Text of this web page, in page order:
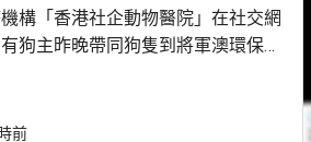
構「香港社企動物醫院」在社交網
狗主昨晚帶同狗隻到將軍澳環保大
聯絡交由漁護署化驗。 警方表
前